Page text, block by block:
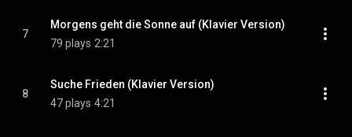
7
Morgens geht die Sonne auf (Klavier Version)
79 plays 2:21
8
Suche Frieden (Klavier Version)
47 plays 4:21